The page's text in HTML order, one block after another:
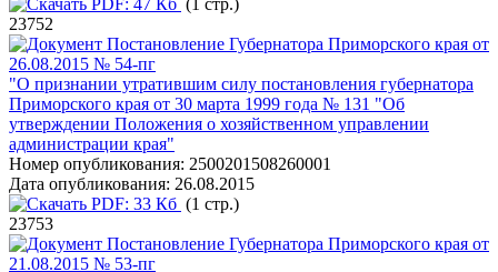
PDF: 47 Кб (1 стр.)
23752
Постановление Губернатора Приморского края от
26.08.2015 № 54-пг
"О признании утратившим силу постановления губернатора
Приморского края от 30 марта 1999 года № 131 "Об
утверждении Положения о хозяйственном управлении
администрации края"
Номер опубликования: 2500201508260001
Дата опубликования: 26.08.2015
PDF: 33 Кб (1 стр.)
23753
Постановление Губернатора Приморского края от
21.08.2015 № 53-пг